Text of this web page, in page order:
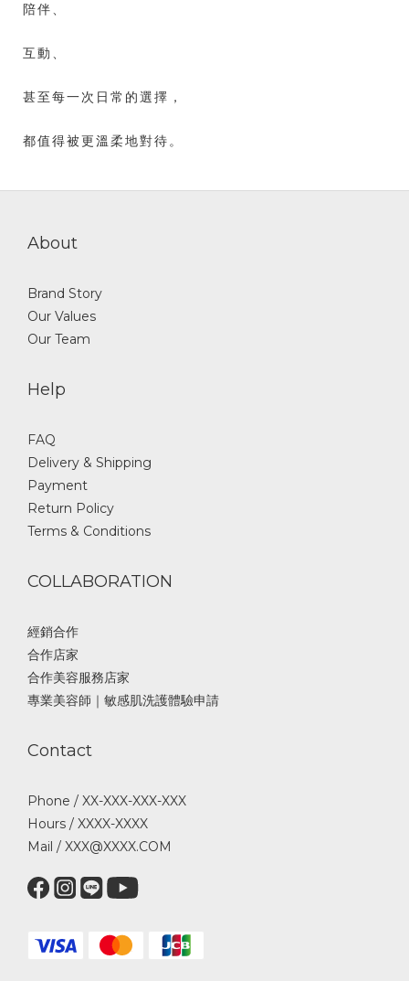
陪伴、
互動、
甚至每一次日常的選擇，
都值得被更溫柔地對待。
About
Brand Story
Our Values
Our Team
Help
FAQ
Delivery & Shipping
Payment
Return Policy
Terms & Conditions
COLLABORATION
經銷合作
合作店家
合作美容服務店家
專業美容師｜敏感肌洗護體驗申請
Contact
Phone / XX-XXX-XXX-XXX
Hours / XXXX-XXXX
Mail / XXX@XXXX.COM